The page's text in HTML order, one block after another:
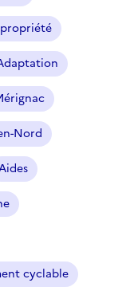
Nord
cyclable